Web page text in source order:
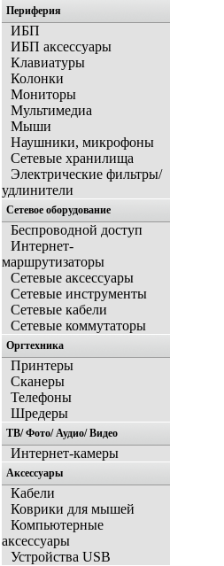
Периферия
ИБП
ИБП аксессуары
Клавиатуры
Колонки
Мониторы
Мультимедиа
Мыши
Наушники, микрофоны
Сетевые хранилища
Электрические фильтры/
удлинители
Сетевое оборудование
Беспроводной доступ
Интернет-
маршрутизаторы
Сетевые аксессуары
Сетевые инструменты
Сетевые кабели
Сетевые коммутаторы
Оргтехника
Принтеры
Сканеры
Телефоны
Шредеры
ТВ/ Фото/ Аудио/ Видео
Интернет-камеры
Аксессуары
Кабели
Коврики для мышей
Компьютерные
аксессуары
Устройства USB